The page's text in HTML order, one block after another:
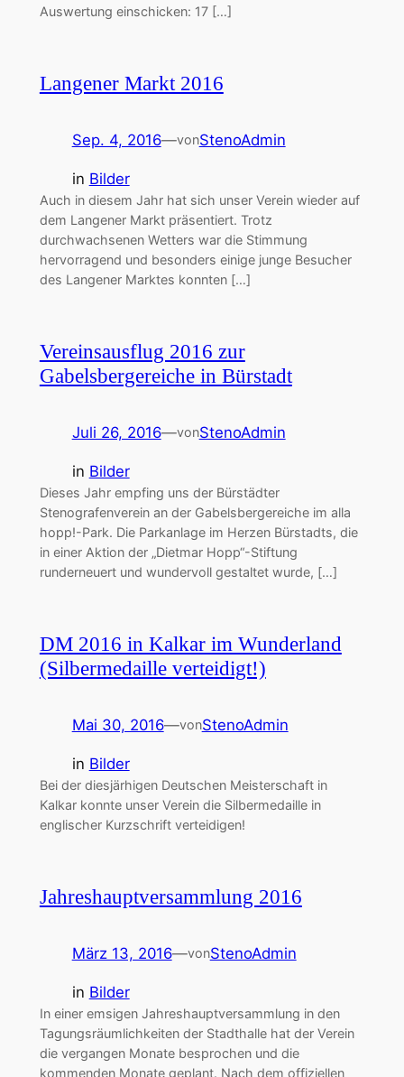
Auswertung einschicken: 17 […]
Langener Markt 2016
Sep. 4, 2016—vonStenoAdmin
in Bilder
Auch in diesem Jahr hat sich unser Verein wieder auf
dem Langener Markt präsentiert. Trotz
durchwachsenen Wetters war die Stimmung
hervorragend und besonders einige junge Besucher
des Langener Marktes konnten […]
Vereinsausflug 2016 zur
Gabelsbergereiche in Bürstadt
Juli 26, 2016—vonStenoAdmin
in Bilder
Dieses Jahr empfing uns der Bürstädter
Stenografenverein an der Gabelsbergereiche im alla
hopp!-Park. Die Parkanlage im Herzen Bürstadts, die
in einer Aktion der „Dietmar Hopp“-Stiftung
runderneuert und wundervoll gestaltet wurde, […]
DM 2016 in Kalkar im Wunderland
(Silbermedaille verteidigt!)
Mai 30, 2016—vonStenoAdmin
in Bilder
Bei der diesjärhigen Deutschen Meisterschaft in
Kalkar konnte unser Verein die Silbermedaille in
englischer Kurzschrift verteidigen!
Jahreshauptversammlung 2016
März 13, 2016—vonStenoAdmin
in Bilder
In einer emsigen Jahreshauptversammlung in den
Tagungsräumlichkeiten der Stadthalle hat der Verein
die vergangen Monate besprochen und die
kommenden Monate geplant. Nach dem offiziellen